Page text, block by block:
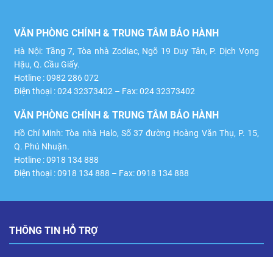
VĂN PHÒNG CHÍNH & TRUNG TÂM BẢO HÀNH
Hà Nội: Tầng 7, Tòa nhà Zodiac, Ngõ 19 Duy Tân, P. Dịch Vọng
Hậu, Q. Cầu Giấy.
Hotline : 0982 286 072
Điện thoại : 024 32373402 – Fax: 024 32373402
VĂN PHÒNG CHÍNH & TRUNG TÂM BẢO HÀNH
Hồ Chí Minh: Tòa nhà Halo, Số 37 đường Hoàng Văn Thụ, P. 15,
Q. Phú Nhuận.
Hotline : 0918 134 888
Điện thoại : 0918 134 888 – Fax: 0918 134 888
THÔNG TIN HỖ TRỢ